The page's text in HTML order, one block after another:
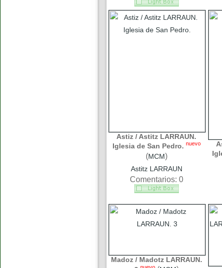
Astiz / Astitz LARRAUN.
Iglesia de San Pedro. nuevo
(MCM)
Astitz LARRAUN
Comentarios: 0
Madoz / Madotz LARRAUN.